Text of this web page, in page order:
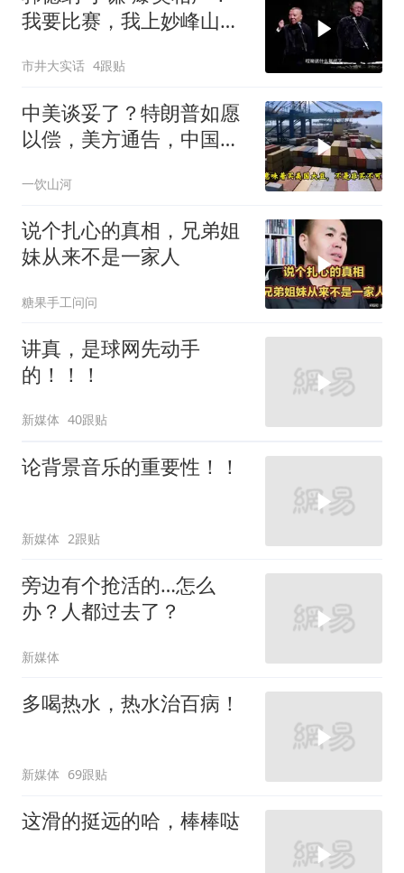
我要比赛，我上妙峰山干
祖庙
市井大实话 4跟贴
中美谈妥了？特朗普如愿
以偿，美方通告，中国增
一饮山河
说个扎心的真相，兄弟姐
妹从来不是一家人
糖果手工问问
讲真，是球网先动手
的！！！
新媒体 40跟贴
论背景音乐的重要性！！
新媒体 2跟贴
旁边有个抢活的…怎么
办？人都过去了？
新媒体
多喝热水，热水治百病！
新媒体 69跟贴
这滑的挺远的哈，棒棒哒